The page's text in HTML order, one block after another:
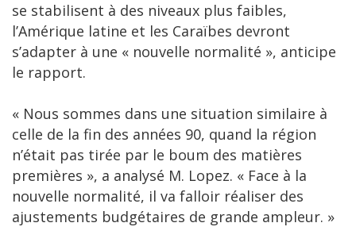
se stabilisent à des niveaux plus faibles,
l’Amérique latine et les Caraïbes devront
s’adapter à une « nouvelle normalité », anticipe
le rapport.
« Nous sommes dans une situation similaire à
celle de la fin des années 90, quand la région
n’était pas tirée par le boum des matières
premières », a analysé M. Lopez. « Face à la
nouvelle normalité, il va falloir réaliser des
ajustements budgétaires de grande ampleur. »